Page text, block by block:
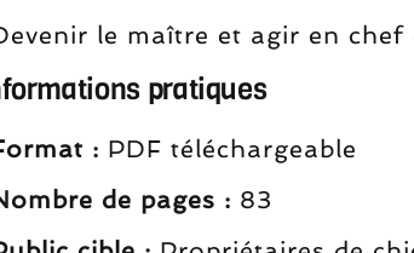
le maître et agir en chef
pratiques
: PDF téléchargeable
de pages : 83